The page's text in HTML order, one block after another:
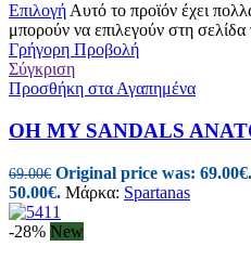
Επιλογή Αυτό το προϊόν έχει
μπορούν να επιλεγούν στη σελίδα
Γρήγορη Προβολή
Σύγκριση
Προσθήκη στα Αγαπημένα
OH MY SANDALS
69.00€ Original price was: 69.00€.
50.00€. Μάρκα: Spartanas
-28% New